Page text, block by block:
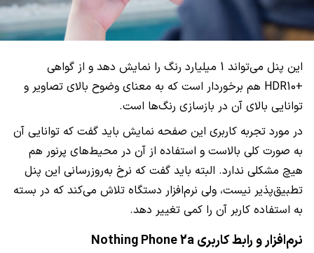
این پنل می‌تواند 1 میلیارد رنگ را نمایش دهد و از گواهی
+HDR10 هم برخوردار است که به معنای وضوح بالای تصاویر و
توانایی بالای آن در بازسازی رنگ‌ها است.
در مورد تجربه کاربری این صفحه نمایش باید گفت که توانایی آن
به صورت کلی بالاست و استفاده از آن در محیط‌های پرنور هم
هیچ مشکلی ندارد. البته باید گفت که نرخ به‌روزرسانی این پنل
تطبیق‌پذیر نیست، ولی نرم‌افزار دستگاه تلاش می‌کند که در بسته
به استفاده کاربر آن را کمی تغییر دهد.
نرم‌افزار و رابط کاربری Nothing Phone 2a